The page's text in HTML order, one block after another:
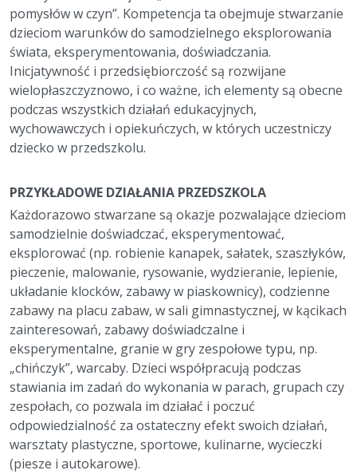
pomysłów w czyn”. Kompetencja ta obejmuje stwarzanie
dzieciom warunków do samodzielnego eksplorowania
świata, eksperymentowania, doświadczania.
Inicjatywność i przedsiębiorczość są rozwijane
wielopłaszczyznowo, i co ważne, ich elementy są obecne
podczas wszystkich działań edukacyjnych,
wychowawczych i opiekuńczych, w których uczestniczy
dziecko w przedszkolu.
PRZYKŁADOWE DZIAŁANIA PRZEDSZKOLA
Każdorazowo stwarzane są okazje pozwalające dzieciom
samodzielnie doświadczać, eksperymentować,
eksplorować (np. robienie kanapek, sałatek, szaszłyków,
pieczenie, malowanie, rysowanie, wydzieranie, lepienie,
układanie klocków, zabawy w piaskownicy), codzienne
zabawy na placu zabaw, w sali gimnastycznej, w kącikach
zainteresowań, zabawy doświadczalne i
eksperymentalne, granie w gry zespołowe typu, np.
„chińczyk”, warcaby. Dzieci współpracują podczas
stawiania im zadań do wykonania w parach, grupach czy
zespołach, co pozwala im działać i poczuć
odpowiedzialność za ostateczny efekt swoich działań,
warsztaty plastyczne, sportowe, kulinarne, wycieczki
(piesze i autokarowe).